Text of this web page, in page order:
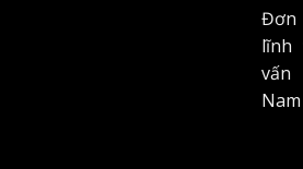
Đơn
lĩnh
vấn
Nam